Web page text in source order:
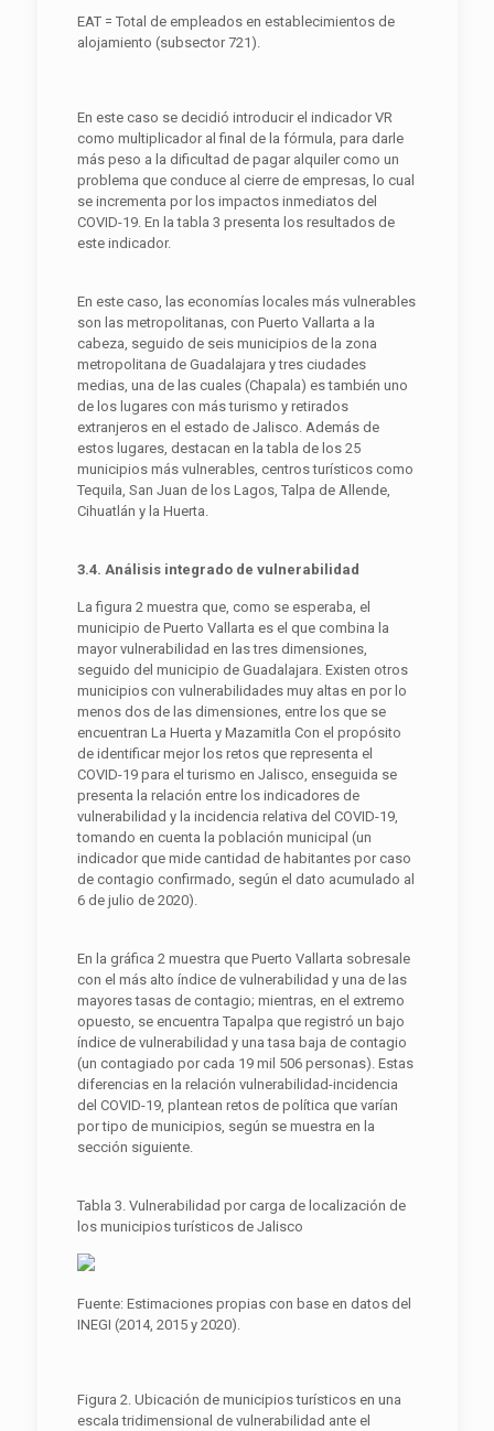
EAT = Total de empleados en establecimientos de
alojamiento (subsector 721).
En este caso se decidió introducir el indicador VR
como multiplicador al final de la fórmula, para darle
más peso a la dificultad de pagar alquiler como un
problema que conduce al cierre de empresas, lo cual
se incrementa por los impactos inmediatos del
COVID-19. En la tabla 3 presenta los resultados de
este indicador.
En este caso, las economías locales más vulnerables
son las metropolitanas, con Puerto Vallarta a la
cabeza, seguido de seis municipios de la zona
metropolitana de Guadalajara y tres ciudades
medias, una de las cuales (Chapala) es también uno
de los lugares con más turismo y retirados
extranjeros en el estado de Jalisco. Además de
estos lugares, destacan en la tabla de los 25
municipios más vulnerables, centros turísticos como
Tequila, San Juan de los Lagos, Talpa de Allende,
Cihuatlán y la Huerta.
3.4. Análisis integrado de vulnerabilidad
La figura 2 muestra que, como se esperaba, el
municipio de Puerto Vallarta es el que combina la
mayor vulnerabilidad en las tres dimensiones,
seguido del municipio de Guadalajara. Existen otros
municipios con vulnerabilidades muy altas en por lo
menos dos de las dimensiones, entre los que se
encuentran La Huerta y Mazamitla Con el propósito
de identificar mejor los retos que representa el
COVID-19 para el turismo en Jalisco, enseguida se
presenta la relación entre los indicadores de
vulnerabilidad y la incidencia relativa del COVID-19,
tomando en cuenta la población municipal (un
indicador que mide cantidad de habitantes por caso
de contagio confirmado, según el dato acumulado al
6 de julio de 2020).
En la gráfica 2 muestra que Puerto Vallarta sobresale
con el más alto índice de vulnerabilidad y una de las
mayores tasas de contagio; mientras, en el extremo
opuesto, se encuentra Tapalpa que registró un bajo
índice de vulnerabilidad y una tasa baja de contagio
(un contagiado por cada 19 mil 506 personas). Estas
diferencias en la relación vulnerabilidad-incidencia
del COVID-19, plantean retos de política que varían
por tipo de municipios, según se muestra en la
sección siguiente.
Tabla 3. Vulnerabilidad por carga de localización de
los municipios turísticos de Jalisco
Fuente: Estimaciones propias con base en datos del
INEGI (2014, 2015 y 2020).
Figura 2. Ubicación de municipios turísticos en una
escala tridimensional de vulnerabilidad ante el